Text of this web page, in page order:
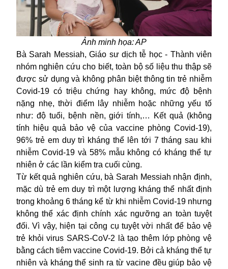
Ảnh minh họa: AP
Bà Sarah Messiah, Giáo sư dịch tễ học - Thành viên
nhóm nghiên cứu cho biết, toàn bộ số liệu thu thập sẽ
được sử dụng và không phân biệt thông tin trẻ nhiễm
Covid-19 có triệu chứng hay không, mức độ bệnh
nặng nhẹ, thời điểm lây nhiễm hoặc những yếu tố
như: độ tuổi, bệnh nền, giới tính,…
Kết quả (không
tính hiệu quả bảo vệ của vaccine phòng Covid-19),
96% trẻ em duy trì kháng thể lên tới 7 tháng sau khi
nhiễm Covid-19 và 58% mẫu không có kháng thể tự
nhiên ở các lần kiểm tra cuối cùng.
Từ kết quả nghiên cứu, bà Sarah Messiah nhận định,
mặc dù trẻ em duy trì một lượng kháng thể nhất định
trong khoảng 6 tháng kể từ khi nhiễm Covid-19nhưng
không thể xác định chính xác ngưỡng an toàn tuyệt
đối. Vì vậy, hiện tại công cụ tuyệt vời nhất để bảo vệ
trẻ khỏi virus SARS-CoV-2 là tạo thêm lớp phòng vệ
bằng cách tiêm vaccine Covid-19. Bởi cả kháng thể tự
nhiên và kháng thể sinh ra từ vacine đều giúp bảo vệ